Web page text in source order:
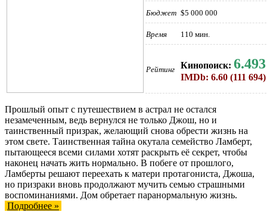
Бюджет $5 000 000
Время 110 мин.
Рейтинг Кинопоиск: 6.493
IMDb: 6.60 (111 694)
Прошлый опыт с путешествием в астрал не остался
незамеченным, ведь вернулся не только Джош, но и
таинственный призрак, желающий снова обрести жизнь на
этом свете. Таинственная тайна окутала семейство Ламберт,
пытающееся всеми силами хотят раскрыть её секрет, чтобы
наконец начать жить нормально. В побеге от прошлого,
Ламберты решают переехать к матери протагониста, Джоша,
но призраки вновь продолжают мучить семью страшными
воспоминаниями. Дом обретает паранормальную жизнь.
Подробнее »